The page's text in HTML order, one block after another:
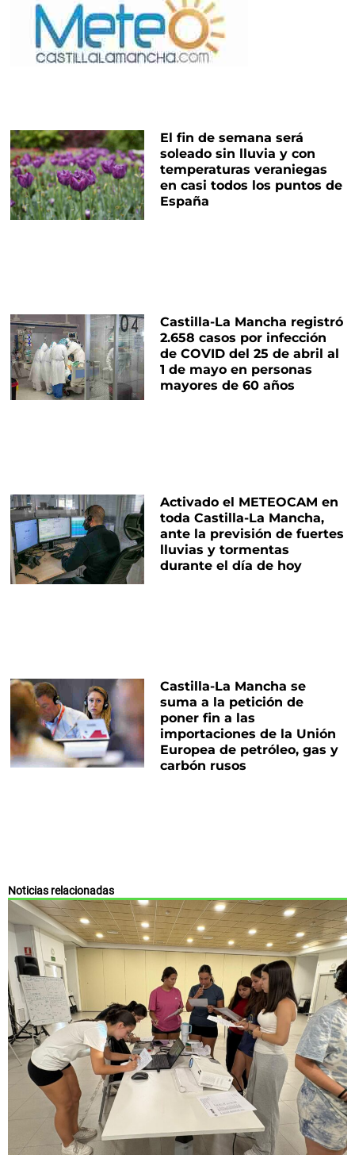
El fin de semana será
soleado sin lluvia y con
temperaturas veraniegas
en casi todos los puntos de
España
Castilla-La Mancha registró
2.658 casos por infección
de COVID del 25 de abril al
1 de mayo en personas
mayores de 60 años
Activado el METEOCAM en
toda Castilla-La Mancha,
ante la previsión de fuertes
lluvias y tormentas
durante el día de hoy
Castilla-La Mancha se
suma a la petición de
poner fin a las
importaciones de la Unión
Europea de petróleo, gas y
carbón rusos
Noticias relacionadas